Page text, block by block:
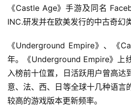
业
界
手
机
游
戏
《Castle Age》手游及同名
INC.研发并在欧美发行的中古奇幻
《Underground Empire》、《
年。《Underground Empire》上
入榜前十位置，日活跃用户曾高达
意、法、西、日等全球十几种语言
较高的游戏版本更新频率。